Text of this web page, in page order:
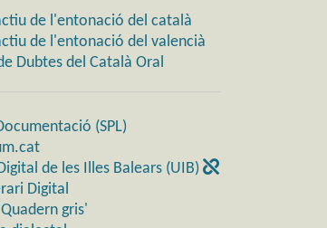
de l'entonació del català
de l'entonació del valencià
Dubtes del Català Oral
(SPL)
de les Illes Balears (UIB)
Digital
gris'